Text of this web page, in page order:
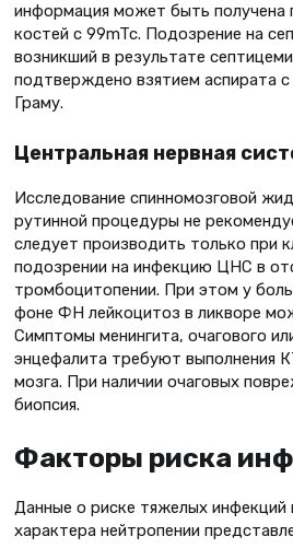
информация может быть получена
костей с 99mTc. Подозрение на
возникший в результате
подтверждено взятием аспирата
Граму.
Центральная нервная
Исследование спинномозговой
рутинной процедуры не
следует производить только при
подозрении на инфекцию ЦНС в
тромбоцитопении. При этом у
фоне ФН лейкоцитоз в ликворе
Симптомы менингита, очагового
энцефалита требуют выполнения
мозга. При наличии очаговых
биопсия.
Факторы риска
Данные о риске тяжелых инфекций
характера нейтропении